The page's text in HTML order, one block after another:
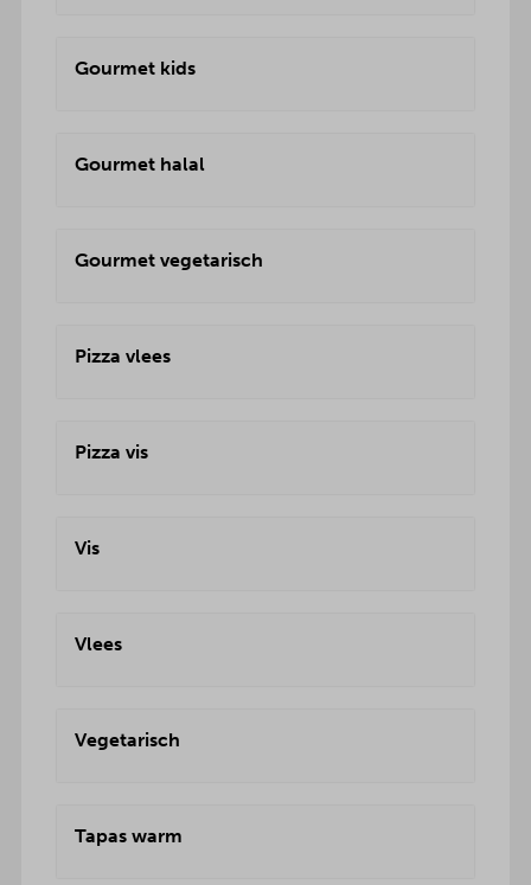
Gourmet kids
Gourmet halal
Gourmet vegetarisch
Pizza vlees
Pizza vis
Vis
Vlees
Vegetarisch
Tapas warm